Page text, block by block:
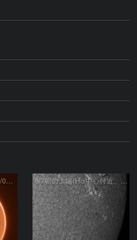
太陽 Hα線全面像 2026/08/07 8/7朝の太陽(Hα中心付近、4498、4502付近)